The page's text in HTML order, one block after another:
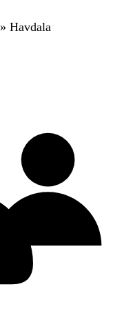
» Havdala